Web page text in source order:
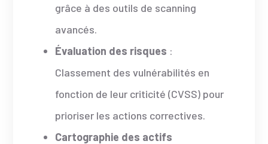
grâce à des outils de scanning
avancés.
Évaluation des risques :
Classement des vulnérabilités en
fonction de leur criticité (CVSS) pour
prioriser les actions correctives.
Cartographie des actifs